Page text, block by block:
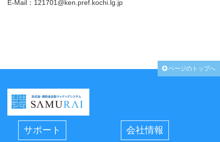
E-Mail：121701@ken.pref.kochi.lg.jp
ページのトップへ
サポート 会社情報